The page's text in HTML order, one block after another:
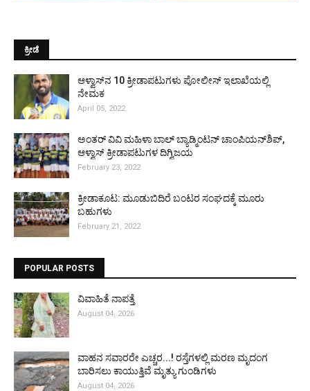
ಕ್ರೀಡೆ
ಆಳ್ವಾಸ್‌ನ 10 ಕ್ರೀಡಾಪಟುಗಳು ಪೋಲೀಸ್ ಇಲಾಖೆಯಲ್ಲಿ
ನೇಮಕ
April 05, 2022
ಅಂತರ್ ವಿವಿ ಮಹಿಳಾ ಬಾಲ್ ಬ್ಯಾಡ್ಮಿಂಟನ್ ಚಾಂಪಿಯನ್‌ಶಿಪ್,
ಆಳ್ವಾಸ್ ಕ್ರೀಡಾಪಟುಗಳ ದಿಗ್ವಿಜಯ
February 23, 2022
ಕ್ರೀಡಾಕೂಟ: ಮೂಡುಬಿದಿರೆ ಬಂಟರ ಸಂಘದಕ್ಕೆ ಮೂರು
ಬಹುಗಳು
February 21, 2022
POPULAR POSTS
ವಿವಾಹಿತೆ ನಾಪತ್ತೆ
August 04, 2026
ವಾಹನ ಸವಾರರೇ ಎಚ್ಚರ...! ರಸ್ತೆಗಳಲ್ಲಿ ಮರಣ ಮೃದಂಗ
ಬಾರಿಸಲು ಕಾಯುತ್ತಿವೆ ಮೃತ್ಯು ಗುಂಡಿಗಳು
August 04, 2026